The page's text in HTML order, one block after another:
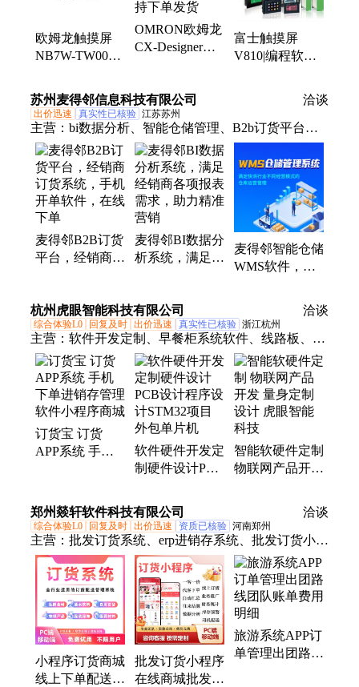
欧姆龙触摸屏
NB7W-TW00B
系统下单发货
OMRON欧姆龙
CX-Designer人
单发货
富士触摸屏
V810|编程软
列|usb通讯下单
苏州麦得邻信息科技有限公司 洽谈
出价迅速 真实性已核验 江苏苏州
主营： bi数据分析、智能仓储管理、B2b订货平台、
手机开单软件、业务员管理系统
麦得邻B2B订货
平台，经销商订
单
麦得邻BI数据分
析系统，满足经
销
麦得邻智能仓储
WMS软件，
系统，供应链一
体化
杭州虎眼智能科技有限公司 洽谈
综合体验L0 回复及时 出价迅速 真实性已核验 浙江杭州
主营： 软件开发定制、早餐柜系统软件、线路板、单
片机设计、自助设备机
订货宝 订货
APP系统 手机
软件硬件开发定
制硬件设计PCB
STM32项目外
包单片机
智能软硬件定制
物联网产品开发
虎眼智能科技
郑州燚轩软件科技有限公司 洽谈
综合体验L0 回复及时 出价迅速 资质已核验 河南郑州
主营： 批发订货系统、erp进销存系统、批发订货小程
序、抽奖软件、批发订货软件、wms仓储管理系统、
全行业app定制开发、全行业小程序定制开发、知识
付费系统、同城直播短视频小程序app开发、同城生
活app开发、同城生活小程序开发、聊天交友app小程
序开发、租车小程序开发、问诊小程序app开发
小程序订货商城
线上下单配送软
批发订货小程序
在线商城批发订
旅游系统APP订
单管理出团路线